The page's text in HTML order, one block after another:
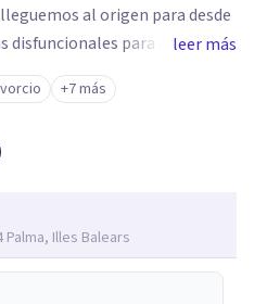
al origen para desde
disfuncionales para dejar
más sana contigo
es aliviarte.
leer más
+7 más
Palma, Illes Balears